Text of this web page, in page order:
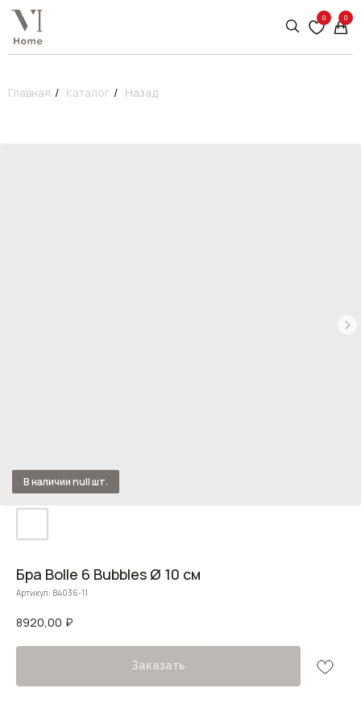
0 0
Главная / Каталог / Назад
Бра Bolle 6 Bubbles Ø 10 см
Артикул: B4036-11
8920,00 ₽
Заказать